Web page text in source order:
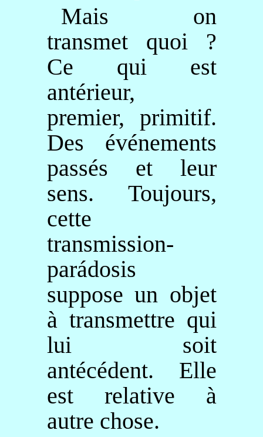
Mais on
transmet quoi ?
Ce qui est
antérieur,
premier, primitif.
Des événements
passés et leur
sens. Toujours,
cette
transmission-
parádosis
suppose un objet
à transmettre qui
lui soit
antécédent. Elle
est relative à
autre chose.